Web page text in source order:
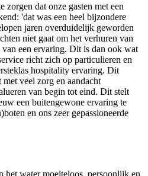
zorgen dat onze gasten met een
'dat was een heel bijzondere
jaren overduidelijk geworden
niet gaat om het verhuren van
van een ervaring. Dit is dan ook wat
richt zich op particulieren en
hospitality ervaring. Dit
veel zorg en aandacht
van begin tot eind. Dit stelt
een buitengewone ervaring te
en ons zeer gepassioneerde
het water moeiteloos, persoonlijk en